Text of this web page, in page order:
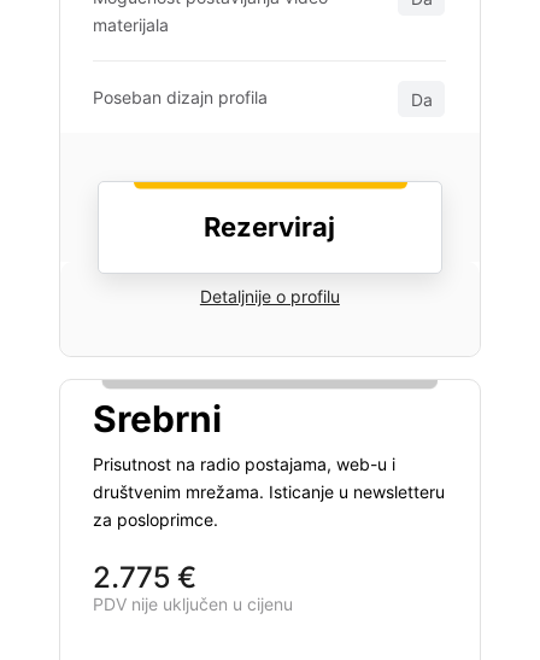
materijala
Poseban dizajn profila Da
Rezerviraj
Detaljnije o profilu
Srebrni
Prisutnost na radio postajama, web-u i
društvenim mrežama. Isticanje u newsletteru
za posloprimce.
2.775 €
PDV nije uključen u cijenu